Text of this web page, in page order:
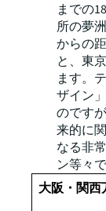
までの
所の夢
からの
と、東
ます。
ザイン
のです
来的に
なる非
ン等々
大阪・関西